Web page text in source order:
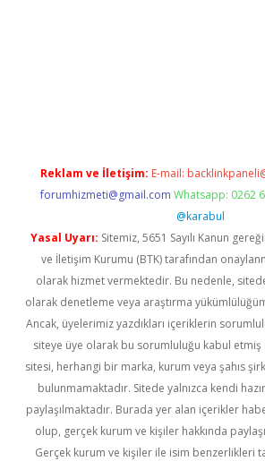
Reklam ve İletişim: E-mail:
forumhizmeti@gmail.com Whatsapp: 0262
@karabul
Yasal Uyarı: Sitemiz, 5651 Sayılı Kanun
ve İletişim Kurumu (BTK) tarafından
olarak hizmet vermektedir. Bu nedenle,
olarak denetleme veya araştırma
Ancak, üyelerimiz yazdıkları içeriklerin
siteye üye olarak bu sorumluluğu kabul etmiş
sitesi, herhangi bir marka, kurum veya şahıs
bulunmamaktadır. Sitede yalnızca kendi
paylaşılmaktadır. Burada yer alan içerikler
olup, gerçek kurum ve kişiler hakkında
Gerçek kurum ve kişiler ile isim benzerlikleri